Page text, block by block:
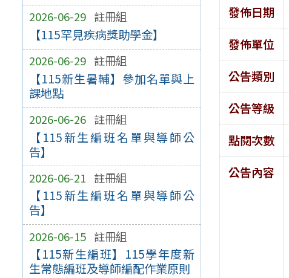
2026-06-29 註冊組
【115罕見疾病獎助學金】
2026-06-29 註冊組
【115新生暑輔】參加名單與上
課地點
2026-06-26 註冊組
【115新生編班名單與導師公
告】
2026-06-21 註冊組
【115新生編班名單與導師公
告】
2026-06-15 註冊組
【115新生編班】115學年度新
生常態編班及導師編配作業原則
發佈日期
發佈單位
公告類別
公告等級
點閱次數
公告內容